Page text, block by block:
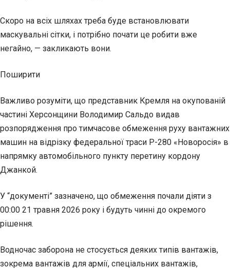
Скоро на всіх шляхах треба буде встановлювати
маскувальні сітки, і потрібно почати це робити вже
негайно, — закликають вони.
Поширити
Важливо розуміти, що представник Кремля на окупованій
частині Херсонщини Володимир Сальдо видав
розпорядження про тимчасове обмеження руху вантажних
машин на відрізку федеральної траси Р-280 «Новоросія» в
напрямку автомобільного пункту перетину кордону
Джанкой.
У “документі” зазначено, що обмеження почали діяти з
00:00 21 травня 2026 року і будуть чинні до окремого
рішення.
Водночас заборона не стосується деяких типів вантажів,
зокрема вантажів для армії, спеціальних вантажів,